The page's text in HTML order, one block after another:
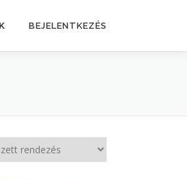
BEJELENTKEZÉS